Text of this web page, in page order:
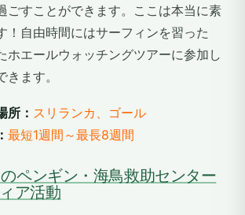
ごすことができます。ここは本当に素
！自由時間にはサーフィンを習った
ホエールウォッチングツアーに参加し
ます。
所： スリランカ、ゴール
最短1週間～最長8週間
ペンギン・海鳥救助センター
ア活動